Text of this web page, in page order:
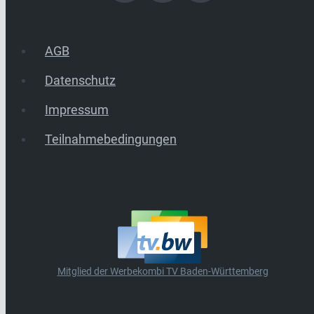
AGB
Datenschutz
Impressum
Teilnahmebedingungen
Mitglied der Werbekombi TV Baden-Württemberg